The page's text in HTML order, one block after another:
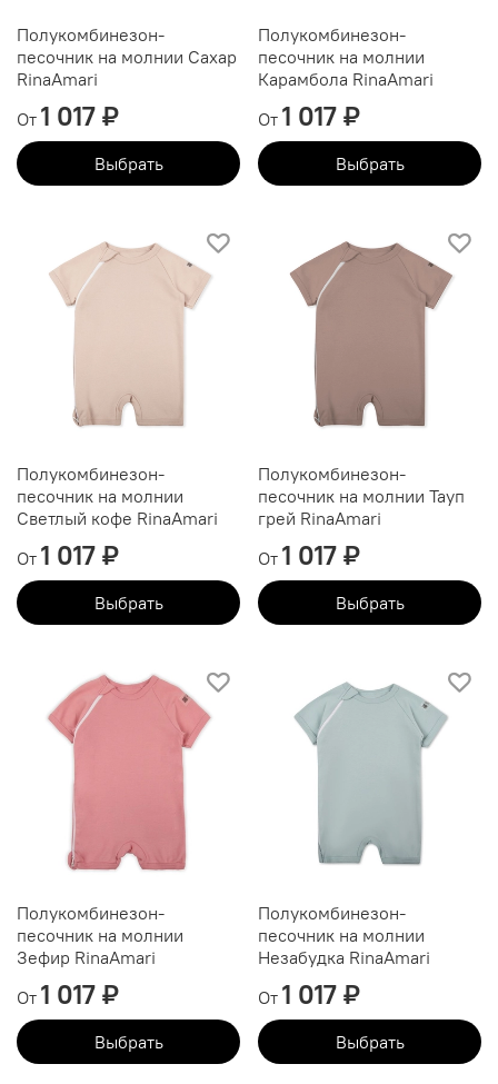
Полукомбинезон-
песочник на молнии Сахар
RinaAmari
От 1 017 ₽
Выбрать
Полукомбинезон-
песочник на молнии
Карамбола RinaAmari
От 1 017 ₽
Выбрать
Полукомбинезон-
песочник на молнии
Светлый кофе RinaAmari
От 1 017 ₽
Выбрать
Полукомбинезон-
песочник на молнии Тауп
грей RinaAmari
От 1 017 ₽
Выбрать
Полукомбинезон-
песочник на молнии
Зефир RinaAmari
От 1 017 ₽
Выбрать
Полукомбинезон-
песочник на молнии
Незабудка RinaAmari
От 1 017 ₽
Выбрать